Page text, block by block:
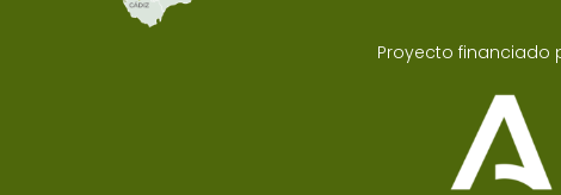
Proyecto financiado